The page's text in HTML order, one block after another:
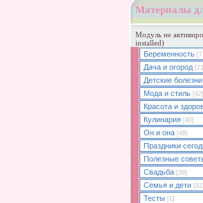
Материалы
Модуль не
installed)
Беременность
Дача и огород
Детские болезни
Мода и стиль [42]
Красота и
Кулинария [40]
Он и она [48]
Праздники
Полезные
Свадьба [39]
Семья и дети [82]
Тесты [1]